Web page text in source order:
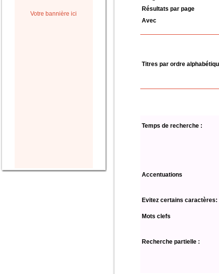
Votre bannière ici
Résultats par page
Avec
Titres par ordre
Temps de recherche :
Accentuations
Evitez certains caractères:
Mots clefs
Recherche partielle :